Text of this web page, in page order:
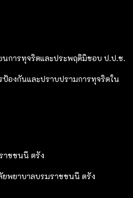
นการทุจริตและประพฤติมิชอบ ป.ป.ช.
องกันและปราบปรามการทุจริตใน
าชชนนี ตรัง
ยพยาบาลบรมราชชนนี ตรัง